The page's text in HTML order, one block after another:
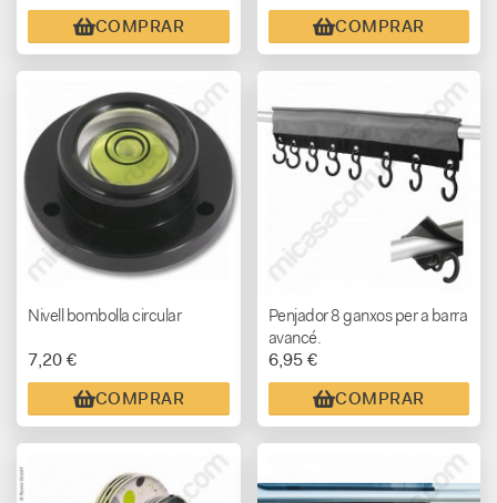
COMPRAR COMPRAR
Nivell bombolla circular
7,20 €
COMPRAR
Penjador 8 ganxos per a barra
avancé.
6,95 €
COMPRAR